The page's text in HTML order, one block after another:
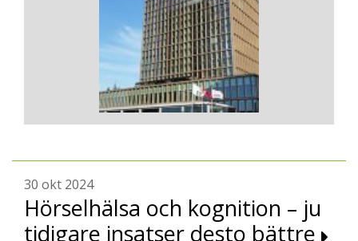
30 okt 2024
Hörselhälsa och kognition – ju
tidigare insatser desto bättre